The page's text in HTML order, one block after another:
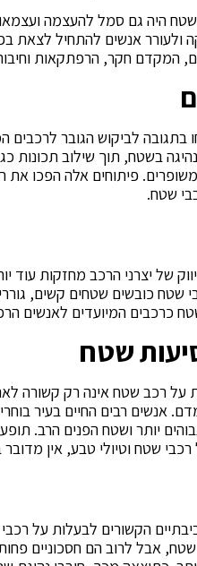
היה גם סמל להעצמה
ולעורר אנשים להתחיל לצאת
המקדם חקר, הרפתקאות
לביקוש הגובר לרכבים
נהיגה בשטח, תוך שילוב
פיתוחים אלה הפכו
שטח.
של יצרני הרכב מחזקות עוד
שטח כובשים שטחים קשים,
כרכבים המיועדים לאנשים
שטח
על רכב שטח אינה רק קשורה
אנשים רבים החיים בעיר
יותר ושטח הפנים הרב.
שטח וטיולי טבע, אין מדובר
הקשורים לבעלות על
אבל לרוב הם חסכוניים